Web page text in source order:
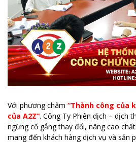
Với phương châm “Thành công của
của A2Z”. Công Ty Phiên dịch – dịch
ngừng cố gắng thay đổi, nâng cao
mang đến khách hàng dịch vụ và sản